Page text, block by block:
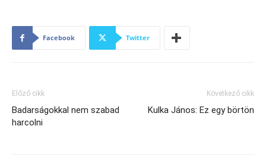
Facebook Twitter
Előző cikk
Badarságokkal nem szabad
harcolni
Következő cikk
Kulka János: Ez egy börtön